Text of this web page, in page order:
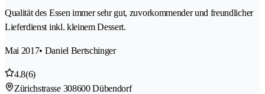
Qualität des Essen immer sehr gut, zuvorkommender und freundlicher
Lieferdienst inkl. kleinem Dessert.
Mai 2017• Daniel Bertschinger
4.8(6)
Zürichstrasse 308600 Dübendorf